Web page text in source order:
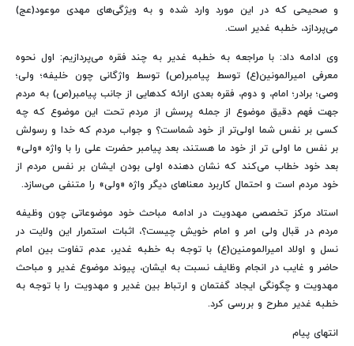
و صحیحی که در این مورد وارد شده و به ویژگی‌های مهدی موعود(عج)
می‌پردازد، خطبه غدیر است.
وی ادامه داد: با مراجعه به خطبه غدیر به چند فقره می‌پردازیم: اول نحوه
معرفی امیرالمونین(ع) توسط پیامبر(ص) توسط واژگانی چون خلیفه؛ ولی؛
وصی؛ برادر؛ امام، و دوم، فقره بعدی ارائه کدهایی از جانب پیامبر(ص) به مردم
جهت فهم دقیق موضوع از جمله پرسش از مردم تحت این موضوع که چه
کسی بر نفس شما اولی‌تر از خود شماست؟ و جواب مردم که خدا و رسولش
بر نفس ما اولی تر از خود ما هستند، بعد پیامبر حضرت علی را با واژه «ولی»
بعد خود خطاب می‌کند که نشان دهنده اولی بودن ایشان بر نفس مردم از
خود مردم است و احتمال کاربرد معناهای دیگر واژه «ولی» را متنفی می‌سازد.
استاد مرکز تخصصی مهدویت در ادامه مباحث خود موضوعاتی چون وظیفه
مردم در قبال ولی امر و امام خویش چیست؟، اثبات استمرار این ولایت در
نسل و اولاد امیرالمومنین(ع) با توجه به خطبه غدیر، عدم تفاوت بین امام
حاضر و غایب در انجام وظایف نسبت به ایشان، پیوند موضوع غدیر و مباحث
مهدویت و چگونگی ایجاد گفتمان و ارتباط بین غدیر و مهدویت را با توجه به
خطبه غدیر مطرح و بررسی کرد.
انتهای پیام